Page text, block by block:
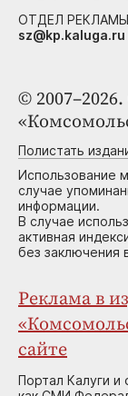
©
Полистать
Использование
случае
информации.
В случае
активная
без заключения
Реклама в
сайте
Портал Калуги и
ОТДЕЛ
sz@kp.kaluga.ru